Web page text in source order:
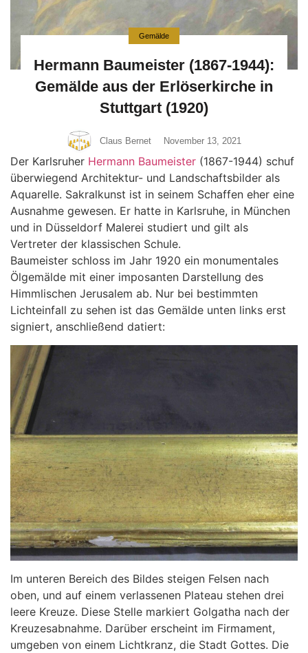
Gemälde
Hermann Baumeister (1867-1944):
Gemälde aus der Erlöserkirche in
Stuttgart (1920)
Claus Bernet November 13, 2021
Der Karlsruher Hermann Baumeister (1867-1944) schuf
überwiegend Architektur- und Landschaftsbilder als
Aquarelle. Sakralkunst ist in seinem Schaffen eher eine
Ausnahme gewesen. Er hatte in Karlsruhe, in München
und in Düsseldorf Malerei studiert und gilt als
Vertreter der klassischen Schule.
Baumeister schloss im Jahr 1920 ein monumentales
Ölgemälde mit einer imposanten Darstellung des
Himmlischen Jerusalem ab. Nur bei bestimmten
Lichteinfall zu sehen ist das Gemälde unten links erst
signiert, anschließend datiert:
Im unteren Bereich des Bildes steigen Felsen nach
oben, und auf einem verlassenen Plateau stehen drei
leere Kreuze. Diese Stelle markiert Golgatha nach der
Kreuzesabnahme. Darüber erscheint im Firmament,
umgeben von einem Lichtkranz, die Stadt Gottes. Die